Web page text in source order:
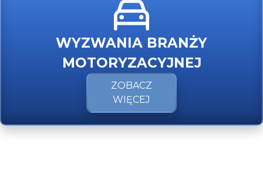
WYZWANIA BRANŻY
MOTORYZACYJNEJ
ZOBACZ
WIĘCEJ